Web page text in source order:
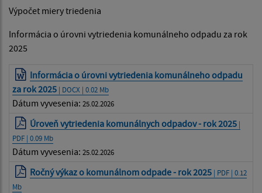
Výpočet miery triedenia
Informácia o úrovni vytriedenia komunálneho odpadu za rok
2025
Informácia o úrovni vytriedenia komunálneho odpadu
za rok 2025 | DOCX | 0.02 Mb
Dátum vyvesenia: 25.02.2026
Úroveň vytriedenia komunálnych odpadov - rok 2025 |
PDF | 0.09 Mb
Dátum vyvesenia: 25.02.2026
Ročný výkaz o komunálnom odpade - rok 2025 | PDF | 0.12
Mb